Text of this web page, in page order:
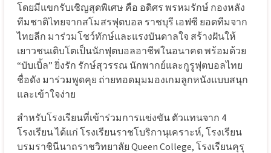
โดยมีแขกรับเชิญสุดพิเศษ คือ อดิศร พรหมรักษ์ กองหลัง
ทีมชาติไทยจากสโมสรฟุตบอล ราชบุรี เอฟซี ยอดทีมจาก
ไทยลีก มาร่วมโชว์ทักษ์และแรงบันดาลใจ สร้างฝันให้
เยาวชนเติบโตเป็นนักฟุตบอลอาชีพในอนาคต พร้อมด้วย
“บับเบิ้ล” ยิ่งรัก รักษ์สุวรรณ นักพากย์และกูรูฟุตบอลไทย
ชื่อดัง มาร่วมพูดคุย ถ่ายทอดมุมมองเกมลูกหนังแบบสนุก
และเข้าใจง่าย
สำหรับโรงเรียนที่เข้าร่วมการแข่งขัน ตัวแทนจาก 4
โรงเรียน ได้แก่ โรงเรียนราชโบริกานุเคราะห์, โรงเรียน
บรมราชินีนาถราชวิทยาลัย Queen College, โรงเรียนคุรุ